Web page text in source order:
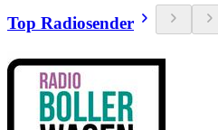
Top Radiosender